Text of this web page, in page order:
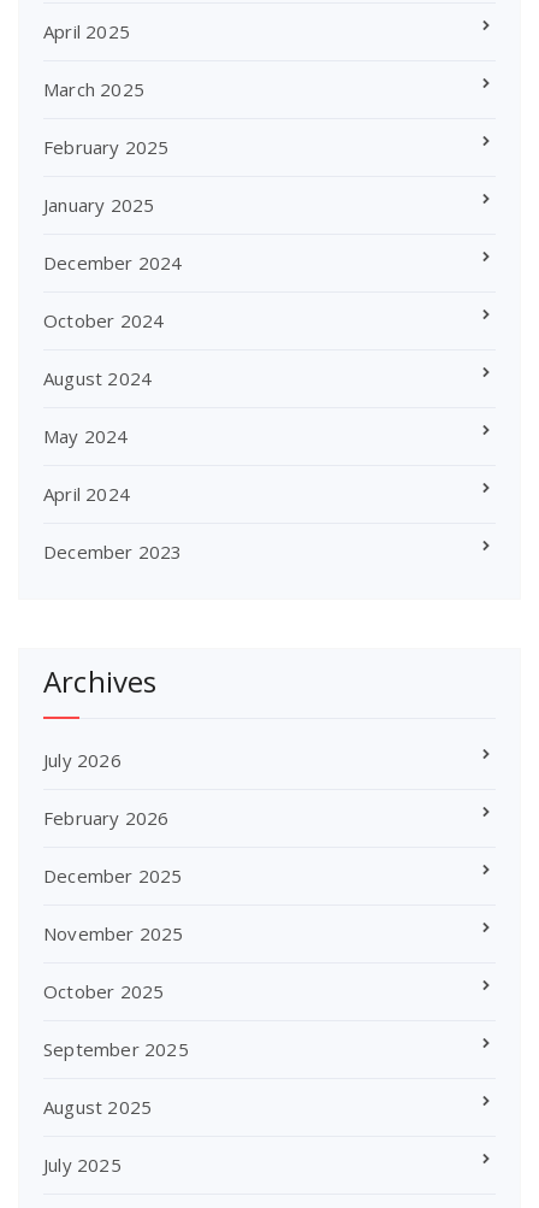
April 2025
March 2025
February 2025
January 2025
December 2024
October 2024
August 2024
May 2024
April 2024
December 2023
Archives
July 2026
February 2026
December 2025
November 2025
October 2025
September 2025
August 2025
July 2025